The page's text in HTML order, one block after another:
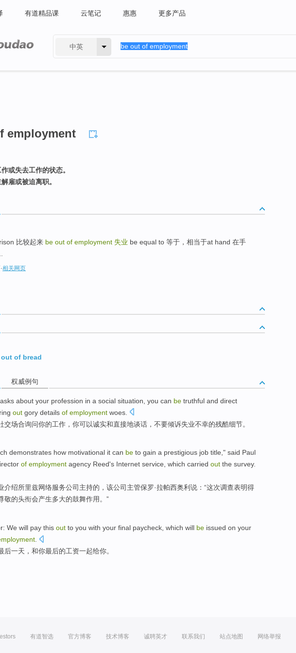
有道精品课 云笔记 惠惠 更多产品
中英
employment
或失去工作的状态。
雇或被迫离职。
比较起来 be out of employment 失业 be equal to 等于，相当于at hand 在手
-相关网页
out of bread
权威例句
asks about your profession in a social situation you can be truthful and direct
out gory details of employment woes
交场合询问你的工作 ， 你可以诚实和直接地谈话，不要倾诉失业不幸的残酷细节。
demonstrates how motivational it can be to gain a prestigious job title," said Paul
of employment agency Reed's Internet service, which carried out the survey.
介绍所里兹网络服务公司 主持的 ， 该公司 主管保罗·拉帕西奥利说：“这次调查表明得
敬的头衔会产生多大的鼓舞作用。”
We will pay this out to you with your final paycheck , which will be issued on your
后一天 ， 和你最后的工资一起给你。
有道智选 官方博客 技术博客 诚聘英才 联系我们 站点地图 网络举报